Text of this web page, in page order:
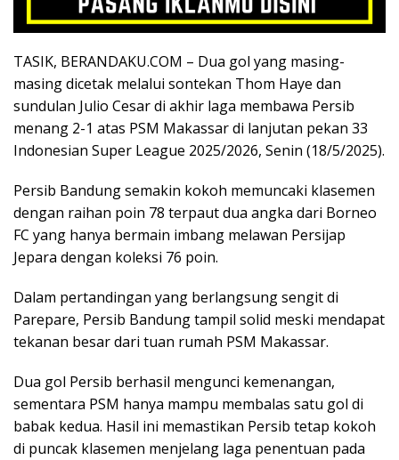
TASIK, BERANDAKU.COM – Dua gol yang masing-
masing dicetak melalui sontekan Thom Haye dan
sundulan Julio Cesar di akhir laga membawa Persib
menang 2-1 atas PSM Makassar di lanjutan pekan 33
Indonesian Super League 2025/2026, Senin (18/5/2025).
Persib Bandung semakin kokoh memuncaki klasemen
dengan raihan poin 78 terpaut dua angka dari Borneo
FC yang hanya bermain imbang melawan Persijap
Jepara dengan koleksi 76 poin.
Dalam pertandingan yang berlangsung sengit di
Parepare, Persib Bandung tampil solid meski mendapat
tekanan besar dari tuan rumah PSM Makassar.
Dua gol Persib berhasil mengunci kemenangan,
sementara PSM hanya mampu membalas satu gol di
babak kedua. Hasil ini memastikan Persib tetap kokoh
di puncak klasemen menjelang laga penentuan pada